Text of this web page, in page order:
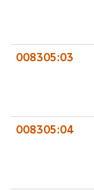
008305:03
008305:04